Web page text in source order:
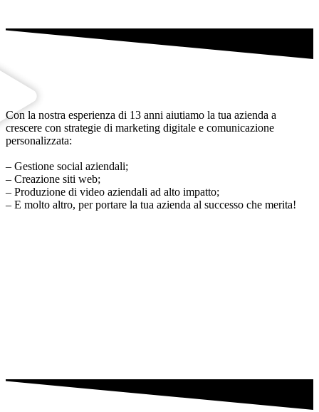
Con la nostra esperienza di 13 anni aiutiamo la tua azienda a
crescere con strategie di marketing digitale e comunicazione
personalizzata:
– Gestione social aziendali;
– Creazione siti web;
– Produzione di video aziendali ad alto impatto;
– E molto altro, per portare la tua azienda al successo che merita!